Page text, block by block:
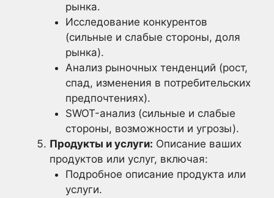
рынка.
Исследование конкурентов
(сильные и слабые стороны, доля
рынка).
Анализ рыночных тенденций (рост,
спад, изменения в потребительских
предпочтениях).
SWOT-анализ (сильные и слабые
стороны, возможности и угрозы).
Продукты и услуги: Описание ваших
продуктов или услуг, включая:
Подробное описание продукта или
услуги.